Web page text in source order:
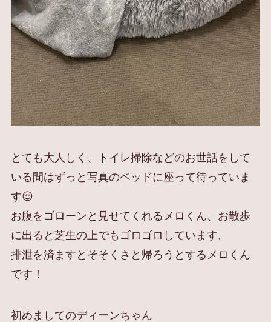
とても大人しく、トイレ掃除などのお世話をして
いる間はずっと写真のベッドに座って待っていま
す😌
お腹をゴローンと見せてくれるメロくん、お散歩
に出ると芝生の上でもゴロゴロしています。
排泄を済ますとそそくさと帰ろうとするメロくん
です！
初めましてのディーンちゃん